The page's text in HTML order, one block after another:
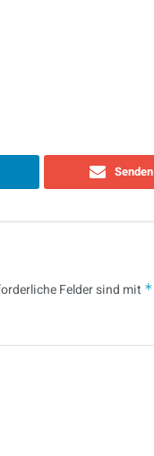
Senden
Felder sind mit *